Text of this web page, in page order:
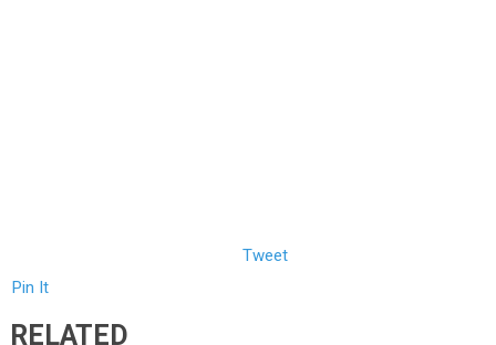
Tweet
Pin It
RELATED